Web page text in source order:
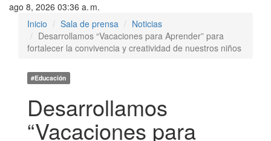
ago 8, 2026 03:36 a. m.
Inicio
Sala de prensa
Noticias
Desarrollamos “Vacaciones para Aprender” para
fortalecer la convivencia y creatividad de nuestros niños
#Educación
Desarrollamos
“Vacaciones para